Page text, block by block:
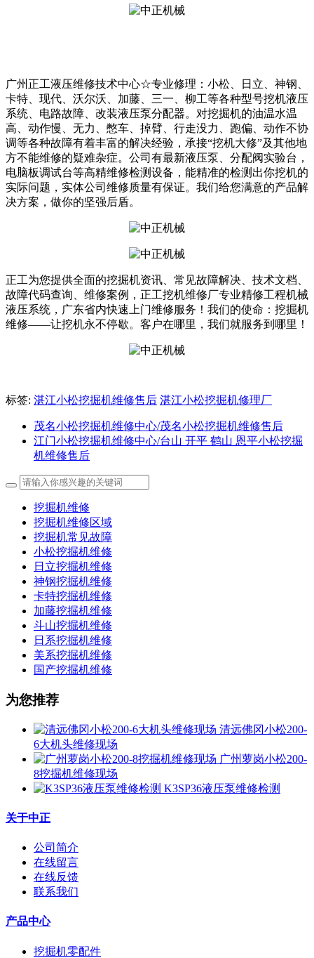
广州正工液压维修技术中心☆专业修理：小松、日立、神钢、
卡特、现代、沃尔沃、加藤、三一、柳工等各种型号挖机液压
系统、电路故障、改装液压泵分配器。对挖掘机的油温水温
高、动作慢、无力、憋车、掉臂、行走没力、跑偏、动作不协
调等各种故障有着丰富的解决经验，承接“挖机大修”及其他地
方不能维修的疑难杂症。公司有最新液压泵、分配阀实验台，
电脑板调试台等高精维修检测设备，能精准的检测出你挖机的
实际问题，实体公司维修质量有保证。我们给您满意的产品解
决方案，做你的坚强后盾。
正工为您提供全面的挖掘机资讯、常见故障解决、技术文档、
故障代码查询、维修案例，正工挖机维修厂专业精修工程机械
液压系统，广东省内快速上门维修服务！我们的使命：挖掘机
维修——让挖机永不停歇。客户在哪里，我们就服务到哪里！
标签: 湛江小松挖掘机维修售后 湛江小松挖掘机修理厂
茂名小松挖掘机维修中心/茂名小松挖掘机维修售后
江门小松挖掘机维修中心/台山 开平 鹤山 恩平小松挖掘
机维修售后
挖掘机维修
挖掘机维修区域
挖掘机常见故障
小松挖掘机维修
日立挖掘机维修
神钢挖掘机维修
卡特挖掘机维修
加藤挖掘机维修
斗山挖掘机维修
日系挖掘机维修
美系挖掘机维修
国产挖掘机维修
为您推荐
清远佛冈小松200-
6大机头维修现场
广州萝岗小松200-
8挖掘机维修现场
K3SP36液压泵维修检测
关于中正
公司简介
在线留言
在线反馈
联系我们
产品中心
挖掘机零配件